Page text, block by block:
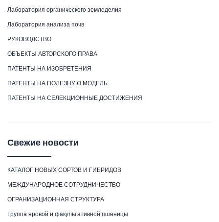
Лаборатория органического земледелия
Лаборатория анализа почв
РУКОВОДСТВО
ОБЪЕКТЫ АВТОРСКОГО ПРАВА
ПАТЕНТЫ НА ИЗОБРЕТЕНИЯ
ПАТЕНТЫ НА ПОЛЕЗНУЮ МОДЕЛЬ
ПАТЕНТЫ НА СЕЛЕКЦИОННЫЕ ДОСТИЖЕНИЯ
Свежие новости
КАТАЛОГ НОВЫХ СОРТОВ И ГИБРИДОВ
МЕЖДУНАРОДНОЕ СОТРУДНИЧЕСТВО
ОГРАНИЗАЦИОННАЯ СТРУКТУРА
Группа яровой и факультативной пшеницы